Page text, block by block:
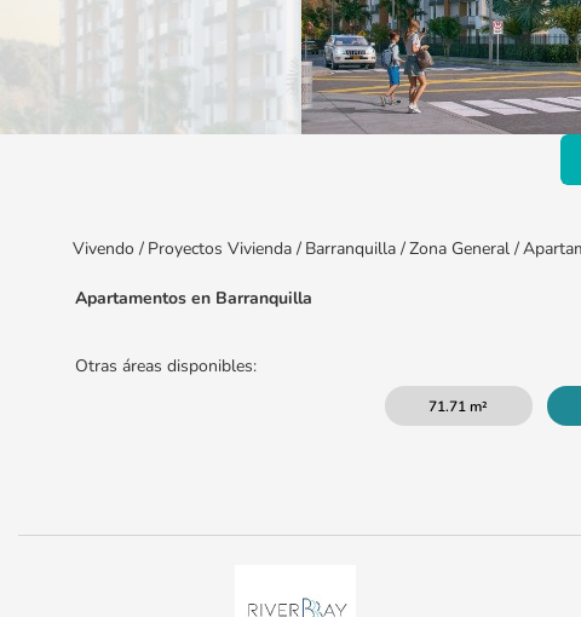
Vivendo / Proyectos Vivienda / Barranquilla /Zona General /
Apartamentos en Barranquilla
Otras áreas disponibles:
71.71 m²